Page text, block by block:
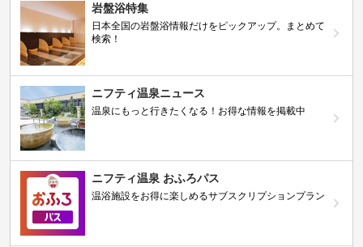
岩盤浴特集
日本全国の岩盤浴情報だけをピックアップ。まとめて
検索！
ニフティ温泉ニュース
温泉にもっと行きたくなる！お得な情報を掲載中
ニフティ温泉 おふろパス
温浴施設をお得に楽しめるサブスクリプションプラン